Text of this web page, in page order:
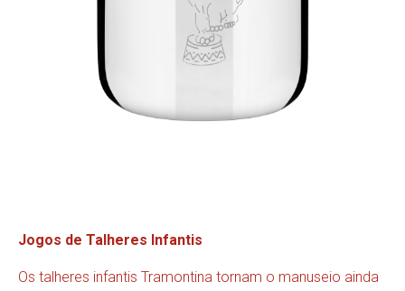
Jogos de Talheres Infantis
Os talheres infantis Tramontina tornam o manuseio ainda